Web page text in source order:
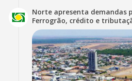
Norte apresenta demandas
Ferrogrão, crédito e